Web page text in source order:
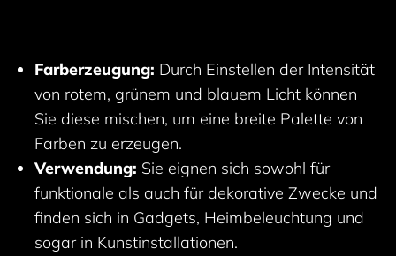
Farberzeugung: Durch Einstellen der Intensität
von rotem, grünem und blauem Licht können
Sie diese mischen, um eine breite Palette von
Farben zu erzeugen.
Verwendung: Sie eignen sich sowohl für
funktionale als auch für dekorative Zwecke und
finden sich in Gadgets, Heimbeleuchtung und
sogar in Kunstinstallationen.